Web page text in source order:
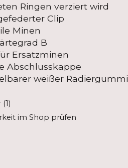
Ringen verziert wird
Clip
Minen
B
Ersatzminen
Abschlusskappe
weißer Radiergummi
im Shop prüfen